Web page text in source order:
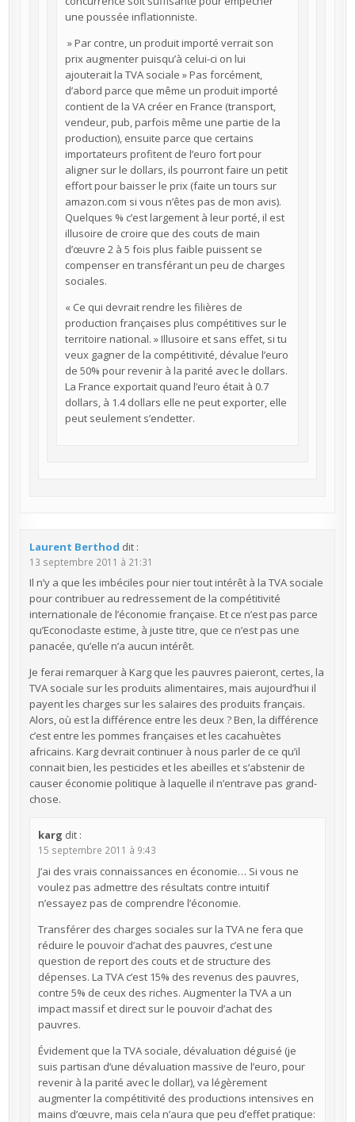
une poussée inflationniste.
» Par contre, un produit importé verrait son
prix augmenter puisqu’à celui-ci on lui
ajouterait la TVA sociale » Pas forcément,
d’abord parce que même un produit importé
contient de la VA créer en France (transport,
vendeur, pub, parfois même une partie de la
production), ensuite parce que certains
importateurs profitent de l’euro fort pour
aligner sur le dollars, ils pourront faire un petit
effort pour baisser le prix (faite un tours sur
amazon.com si vous n’êtes pas de mon avis).
Quelques % c’est largement à leur porté, il est
illusoire de croire que des couts de main
d’œuvre 2 à 5 fois plus faible puissent se
compenser en transférant un peu de charges
sociales.
« Ce qui devrait rendre les filières de
production françaises plus compétitives sur le
territoire national. » Illusoire et sans effet, si tu
veux gagner de la compétitivité, dévalue l’euro
de 50% pour revenir à la parité avec le dollars.
La France exportait quand l’euro était à 0.7
dollars, à 1.4 dollars elle ne peut exporter, elle
peut seulement s’endetter.
Laurent Berthod dit :
13 septembre 2011 à 21:31
Il n’y a que les imbéciles pour nier tout intérêt à la TVA sociale
pour contribuer au redressement de la compétitivité
internationale de l’économie française. Et ce n’est pas parce
qu’Econoclaste estime, à juste titre, que ce n’est pas une
panacée, qu’elle n’a aucun intérêt.
Je ferai remarquer à Karg que les pauvres paieront, certes, la
TVA sociale sur les produits alimentaires, mais aujourd’hui il
payent les charges sur les salaires des produits français.
Alors, où est la différence entre les deux ? Ben, la différence
c’est entre les pommes françaises et les cacahuètes
africains. Karg devrait continuer à nous parler de ce qu’il
connait bien, les pesticides et les abeilles et s’abstenir de
causer économie politique à laquelle il n’entrave pas grand-
chose.
karg dit :
15 septembre 2011 à 9:43
J’ai des vrais connaissances en économie… Si vous ne
voulez pas admettre des résultats contre intuitif
n’essayez pas de comprendre l’économie.
Transférer des charges sociales sur la TVA ne fera que
réduire le pouvoir d’achat des pauvres, c’est une
question de report des couts et de structure des
dépenses. La TVA c’est 15% des revenus des pauvres,
contre 5% de ceux des riches. Augmenter la TVA a un
impact massif et direct sur le pouvoir d’achat des
pauvres.
Évidement que la TVA sociale, dévaluation déguisé (je
suis partisan d’une dévaluation massive de l’euro, pour
revenir à la parité avec le dollar), va légèrement
augmenter la compétitivité des productions intensives en
mains d’œuvre, mais cela n’aura que peu d’effet pratique: